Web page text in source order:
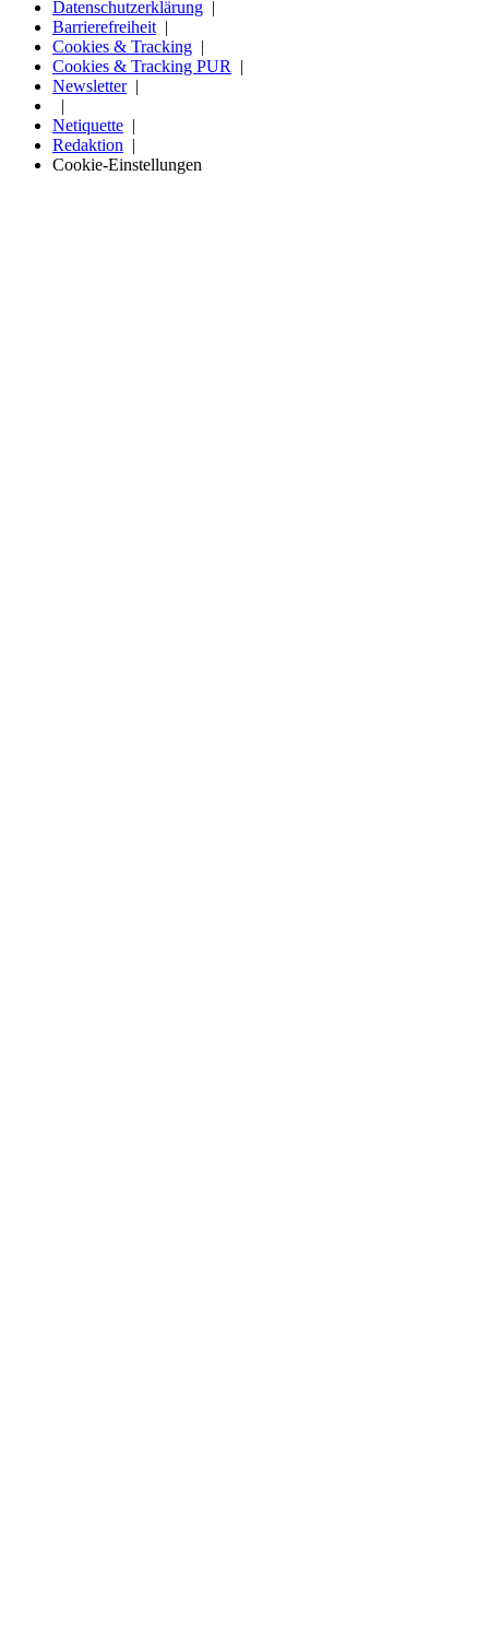
Datenschutzerklärung
Barrierefreiheit
Cookies & Tracking
Cookies & Tracking PUR
Newsletter
Netiquette
Redaktion
Cookie-Einstellungen